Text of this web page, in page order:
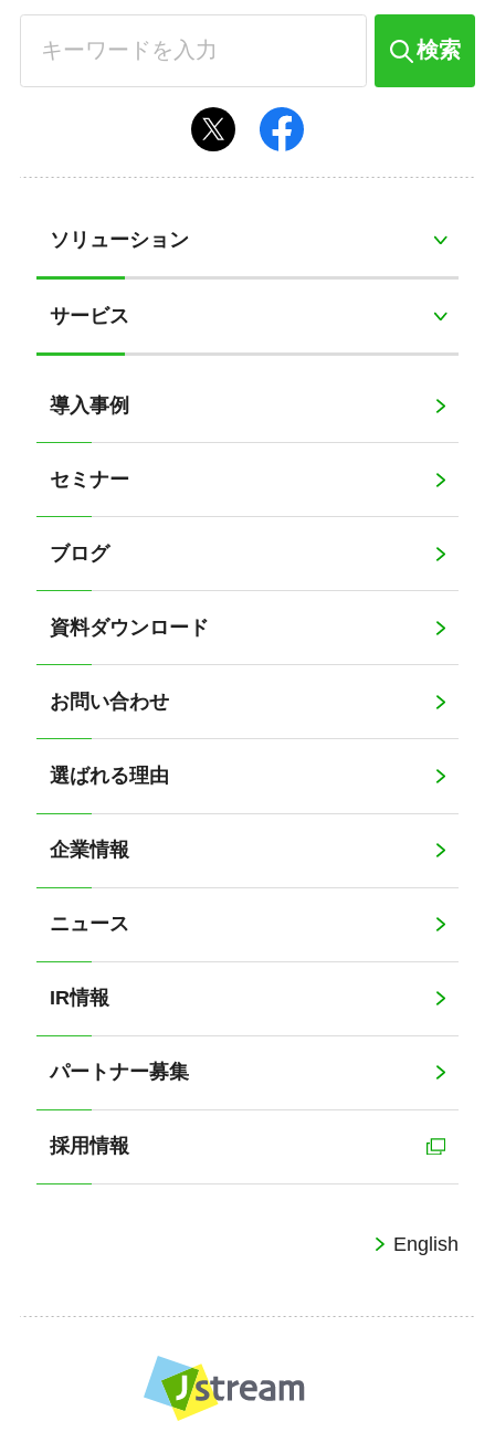
検索
ソリューション
サービス
導入事例
セミナー
ブログ
資料ダウンロード
お問い合わせ
選ばれる理由
企業情報
ニュース
IR情報
パートナー募集
採用情報
English